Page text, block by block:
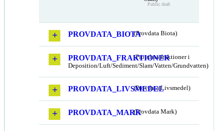
Public draft
PROVDATA_BIOTA(Provdata Biota)
PROVDATA_FRAKTIONER
(Provdata fraktioner i
Deposition/Luft/Sediment/Slam/Vatten/Grundvatten)
PROVDATA_LIVSMEDEL
(Provdata Livsmedel)
PROVDATA_MARK(Provdata Mark)